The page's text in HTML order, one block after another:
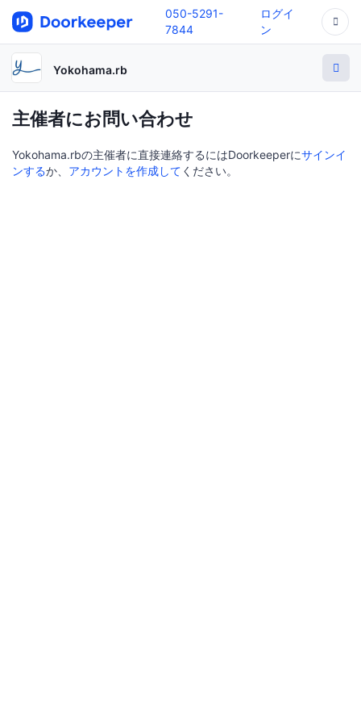
050-5291-
7844
ログイ
ン
Yokohama.rb
主催者にお問い合わせ
Yokohama.rbの主催者に直接連絡するにはDoorkeeperにサインイ
ンするか、 アカウントを作成して ください。